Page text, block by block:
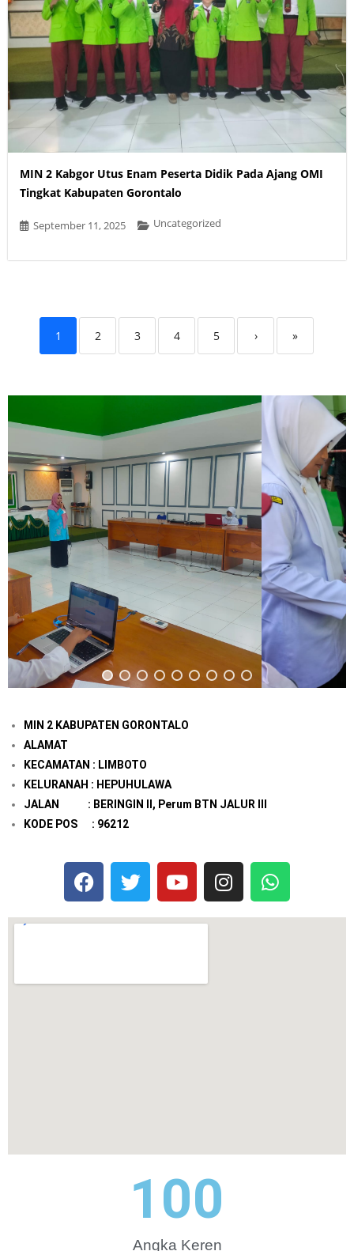
MIN 2 Kabgor Utus Enam Peserta Didik Pada Ajang OMI
Tingkat Kabupaten Gorontalo
September 11, 2025 Uncategorized
1 2 3 4 5 › »
MIN 2 KABUPATEN GORONTALO
ALAMAT
KECAMATAN : LIMBOTO
KELURANAH : HEPUHULAWA
JALAN : BERINGIN II, Perum BTN JALUR III
KODE POS : 96212
Angka Keren
100